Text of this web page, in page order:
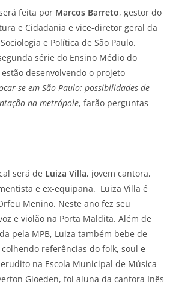
feita por Marcos Barreto, gestor do
e Cidadania e vice-diretor geral da
e Política de São Paulo.
série do Ensino Médio do
desenvolvendo o projeto
se em São Paulo: possibilidades de
na metrópole, farão perguntas
será de Luiza Villa, jovem cantora,
e ex-equipana. Luiza Villa é
Menino. Neste ano fez seu
e violão na Porta Maldita. Além de
pela MPB, Luiza também bebe de
referências do folk, soul e
na Escola Municipal de Música
Gloeden, foi aluna da cantora Inês